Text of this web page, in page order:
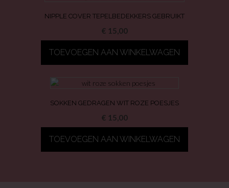
NIPPLE COVER TEPELBEDEKKERS GEBRUIKT
€ 15,00
TOEVOEGEN AAN WINKELWAGEN
SOKKEN GEDRAGEN WIT ROZE POESJES
€ 15,00
TOEVOEGEN AAN WINKELWAGEN